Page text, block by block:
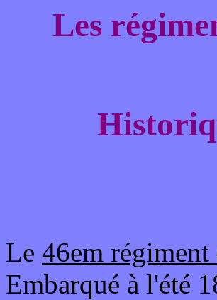
Les
Le 46em
Embarqué à l'été